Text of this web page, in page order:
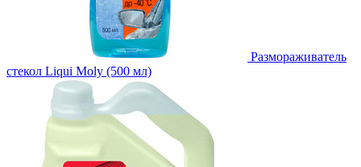
Размораживатель
стекол Liqui Moly (500 мл)